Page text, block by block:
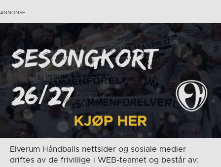
Elverum Håndballs nettsider og sosiale medier
driftes av de frivillige i WEB-teamet og består av: